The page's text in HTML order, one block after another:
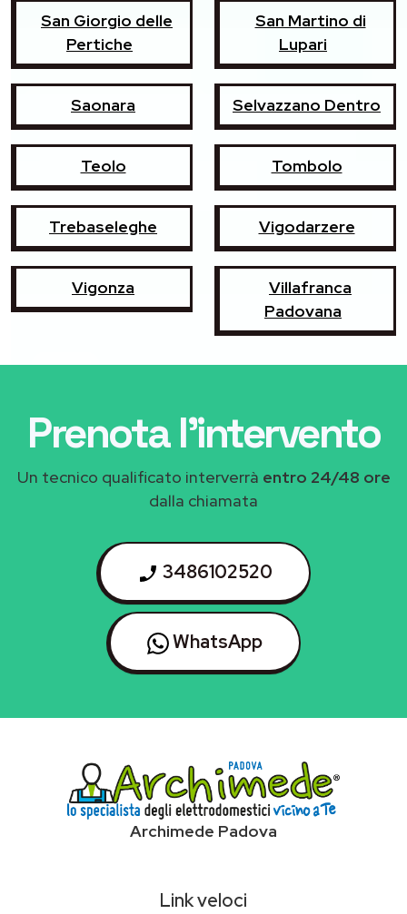
San Giorgio delle
Pertiche
San Martino di
Lupari
Saonara Selvazzano Dentro
Teolo Tombolo
Trebaseleghe Vigodarzere
Vigonza
Villafranca
Padovana
Prenota l'intervento
Un tecnico qualificato interverrà entro 24/48 ore
dalla chiamata
3486102520
WhatsApp
Archimede Padova
Link veloci